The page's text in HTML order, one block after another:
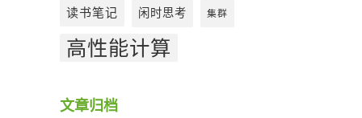
读书笔记 闲时思考 集群
高性能计算
文章归档